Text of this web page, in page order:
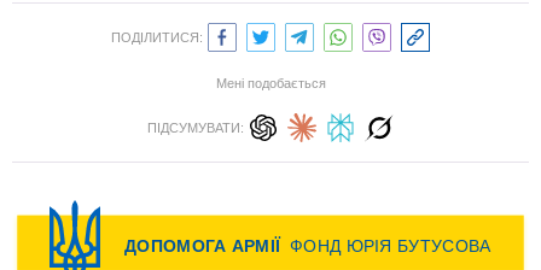
ПОДІЛИТИСЯ:
Мені подобається
ПІДСУМУВАТИ: